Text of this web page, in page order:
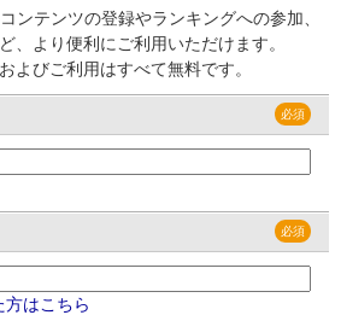
ンテンツの登録やランキングへの参加、
、より便利にご利用いただけます。
よびご利用はすべて無料です。
はこちら